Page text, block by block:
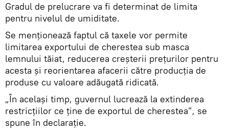
Gradul de prelucrare va fi determinat de limita
pentru nivelul de umiditate.
Se menționează faptul că taxele vor permite
limitarea exportului de cherestea sub masca
lemnului tăiat, reducerea creșterii prețurilor pentru
acesta și reorientarea afacerii către producția de
produse cu valoare adăugată ridicată.
„În același timp, guvernul lucrează la extinderea
restricțiilor ce ține de exportul de cherestea”, se
spune în declarație.